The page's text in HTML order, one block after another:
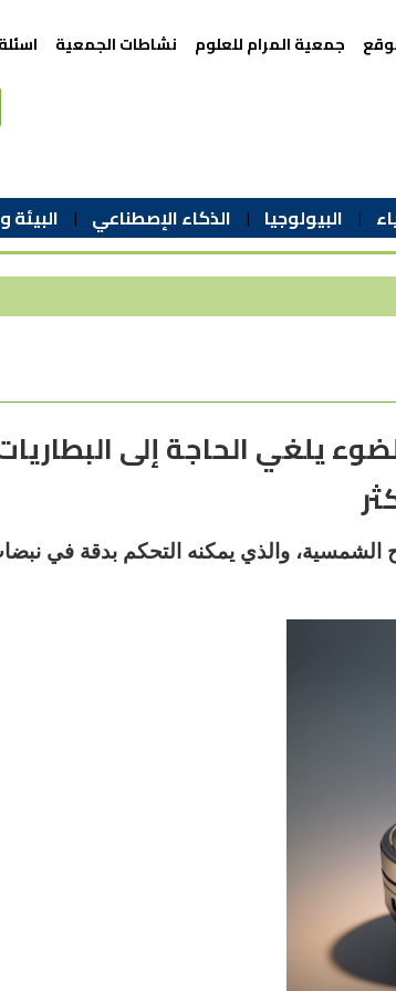
البيولوجيا الذكاء الإصطناعي البيئة
جمعية المرام للعلوم نشاطات الجمعية
يلغي الحاجة إلى
الشمسية، والذي يمكنه التحكم بدقة في